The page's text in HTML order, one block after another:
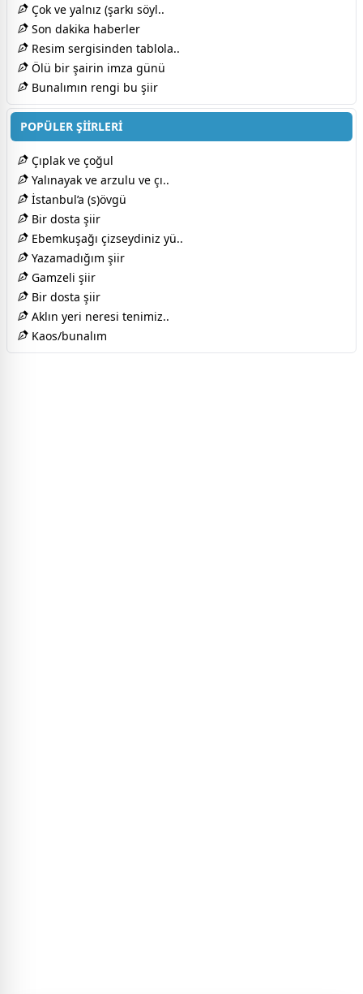
Çok ve yalnız (şarkı söyl..
Son dakika haberler
Resim sergisinden tablola..
Ölü bir şairin imza günü
Bunalımın rengi bu şiir
POPÜLER ŞİİRLERİ
Çıplak ve çoğul
Yalınayak ve arzulu ve çı..
İstanbul’a (s)övgü
Bir dosta şiir
Ebemkuşağı çizseydiniz yü..
Yazamadığım şiir
Gamzeli şiir
Bir dosta şiir
Aklın yeri neresi tenimiz..
Kaos/bunalım